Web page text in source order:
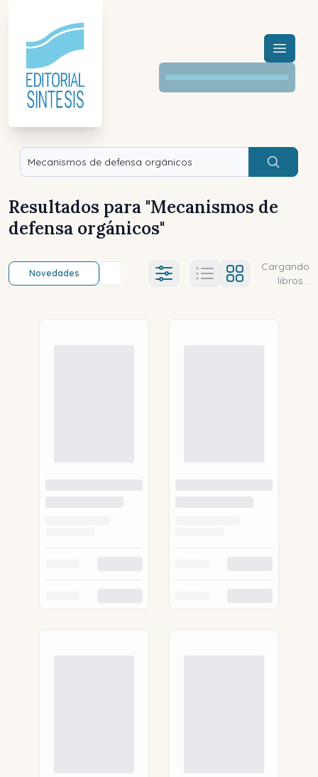
Menú
Buscar
Resultados para "Mecanismos de
defensa orgánicos"
Novedades Título (a-z) Título (z-a)
Ajustes abierto
Cargando
libros...